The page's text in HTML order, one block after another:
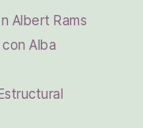
Albert Rams
Alba